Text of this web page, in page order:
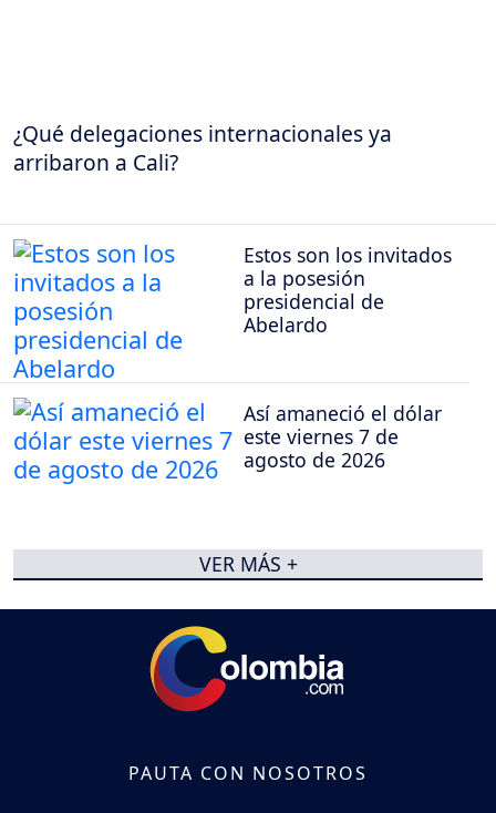
¿Qué delegaciones internacionales ya
arribaron a Cali?
Estos son los invitados
a la posesión
presidencial de
Abelardo
Así amaneció el dólar
este viernes 7 de
agosto de 2026
VER MÁS +
PAUTA CON NOSOTROS